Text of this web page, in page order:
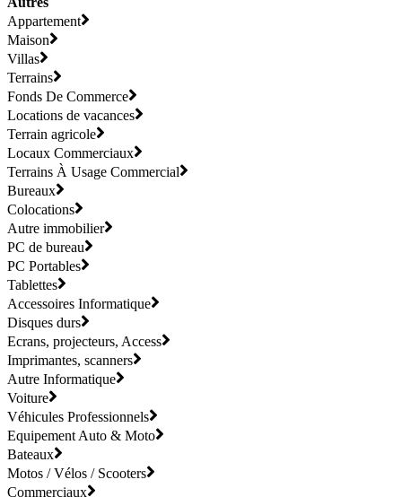
Appartement
Maison
Villas
Terrains
Fonds De Commerce
Locations de vacances
Terrain agricole
Locaux Commerciaux
Terrains À Usage Commercial
Bureaux
Colocations
Autre immobilier
PC de bureau
PC Portables
Tablettes
Accessoires Informatique
Disques durs
Ecrans, projecteurs, Access
Imprimantes, scanners
Autre Informatique
Voiture
Véhicules Professionnels
Equipement Auto & Moto
Bateaux
Motos / Vélos / Scooters
Commerciaux